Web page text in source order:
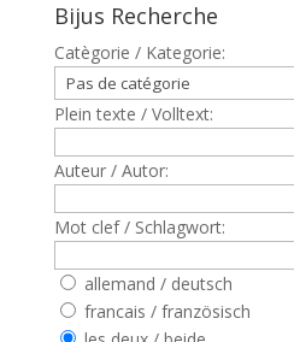
Bijus Recherche
Catègorie / Kategorie:
Plein texte / Volltext:
Auteur / Autor:
Mot clef / Schlagwort:
allemand / deutsch
francais / französisch